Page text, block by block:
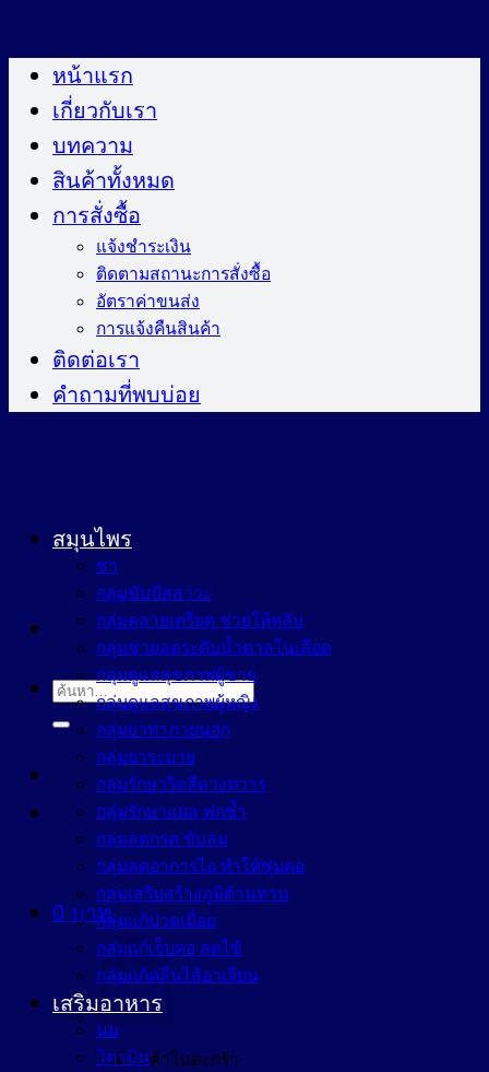
ไป
เนื้อหา
หน้าแรก
เกี่ยวกับเรา
บทความ
สินค้าทั้งหมด
การสั่งซื้อ
แจ้งชำระเงิน
ติดตามสถานะการสั่งซื้อ
อัตราค่าขนส่ง
การแจ้งคืนสินค้า
ติดต่อเรา
คำถามที่พบบ่อย
ค้นหา:
0 บาท
ไม่มีสินค้าในตะกร้า
สมุนไพร
ชา
กลุ่มขับปัสสาวะ
กลุ่มคลายเครียด ช่วยให้หลับ
กลุ่มช่วยลดระดับน้ำตาลในเลือด
กลุ่มดูแลสุขภาพผู้ชาย
กลุ่มดูแลสุขภาพผู้หญิง
กลุ่มยาทาภายนอก
กลุ่มยาระบาย
กลุ่มรักษาริดสีดวงทวาร
กลุ่มรักษาแผล ฟกช้ำ
กลุ่มลดกรด ขับลม
กลุ่มลดอาการไอ ทำให้ชุ่มคอ
กลุ่มเสริมสร้างภูมิต้านทาน
กลุ่มแก้ปวดเมื่อย
กลุ่มแก้เจ็บคอ ลดไข้
กลุ่มแก้คลื่นไส้อาเจียน
เสริมอาหาร
นม
วิตามิน